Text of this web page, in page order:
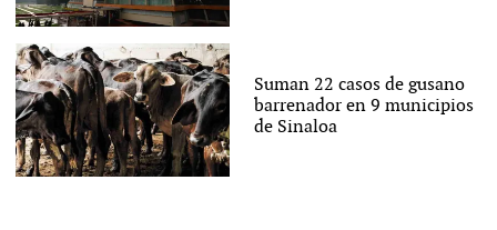
Suman 22 casos de gusano
barrenador en 9 municipios
de Sinaloa